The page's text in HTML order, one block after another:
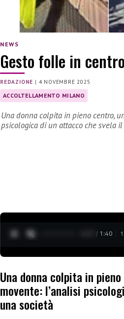
NEWS
Gesto folle in
REDAZIONE | 4 NOVEMBRE 2025
ACCOLTELLAMENTO MILANO
Una donna colpita in pieno centro,
psicologica di un attacco che svela
0:28 / 1:40 1
Una donna colpita in
movente: l’analisi
una società